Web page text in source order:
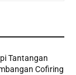
Tantangan
Cofiring